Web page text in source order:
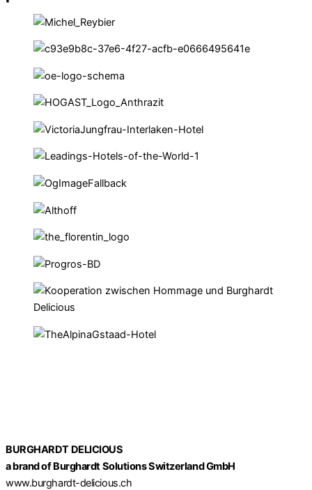
BURGHARDT DELICIOUS
a brand of Burghardt Solutions Switzerland GmbH
www.burghardt-delicious.ch